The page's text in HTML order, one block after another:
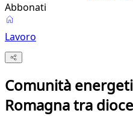
Abbonati
Lavoro
Comunità
Romagna tra